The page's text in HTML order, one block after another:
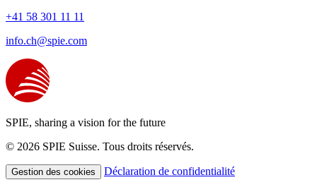
+41 58 301 11 11
info.ch@spie.com
SPIE, sharing a vision for the future
© 2026 SPIE Suisse. Tous droits réservés.
Gestion des cookies Déclaration de confidentialité